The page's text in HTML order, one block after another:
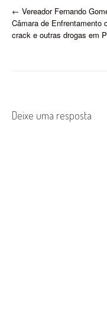
Assis de Moraes Souza,…
P
o
a
← Vereador Fernando
Câmara de Enfrentamento
crack e outras drogas em
Deixe uma resposta